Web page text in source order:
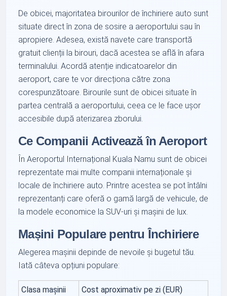
De obicei, majoritatea birourilor de închiriere auto sunt
situate direct în zona de sosire a aeroportului sau în
apropiere. Adesea, există navete care transportă
gratuit clienții la birouri, dacă acestea se află în afara
terminalului. Acordă atenție indicatoarelor din
aeroport, care te vor direcționa către zona
corespunzătoare. Birourile sunt de obicei situate în
partea centrală a aeroportului, ceea ce le face ușor
accesibile după aterizarea zborului.
Ce Companii Activează în Aeroport
În Aeroportul Internațional Kuala Namu sunt de obicei
reprezentate mai multe companii internaționale și
locale de închiriere auto. Printre acestea se pot întâlni
reprezentanți care oferă o gamă largă de vehicule, de
la modele economice la SUV-uri și mașini de lux.
Mașini Populare pentru Închiriere
Alegerea mașinii depinde de nevoile și bugetul tău.
Iată câteva opțiuni populare:
Clasa mașinii
Cost aproximativ pe zi (EUR)